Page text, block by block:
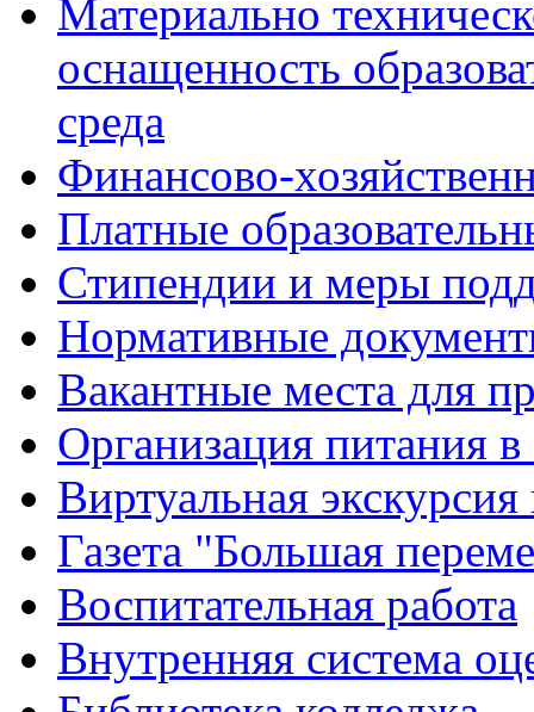
Материально
оснащенность
среда
Финансово-
Платные
Стипендии и меры
Нормативные
Вакантные места для
Организация питания в
Виртуальная
Газета "Большая
Воспитательная работа
Внутренняя система